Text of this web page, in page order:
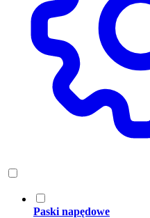
Paski napędowe